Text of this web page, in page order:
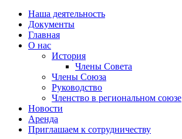
Наша деятельность
Документы
Главная
О нас
История
Члены Совета
Члены Союза
Руководство
Членство в региональном союзе
Новости
Аренда
Приглашаем к сотрудничеству